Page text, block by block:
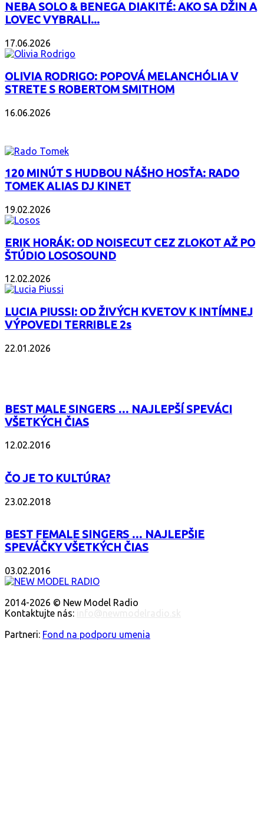
NEBA SOLO & BENEGA DIAKITÉ: AKO SA DŽIN A
LOVEC VYBRALI...
17.06.2026
OLIVIA RODRIGO: POPOVÁ MELANCHÓLIA V
STRETE S ROBERTOM SMITHOM
16.06.2026
120 MINÚT S HUDBOU NÁŠHO HOSŤA: RADO
TOMEK ALIAS DJ KINET
19.02.2026
ERIK HORÁK: OD NOISECUT CEZ ZLOKOT AŽ PO
ŠTÚDIO LOSOSOUND
12.02.2026
LUCIA PIUSSI: OD ŽIVÝCH KVETOV K INTÍMNEJ
VÝPOVEDI TERRIBLE 2s
22.01.2026
BEST MALE SINGERS … NAJLEPŠÍ SPEVÁCI
VŠETKÝCH ČIAS
12.02.2016
ČO JE TO KULTÚRA?
23.02.2018
BEST FEMALE SINGERS … NAJLEPŠIE
SPEVÁČKY VŠETKÝCH ČIAS
03.02.2016
2014-2026 © New Model Radio
Kontaktujte nás:
Partneri: Fond na podporu umenia